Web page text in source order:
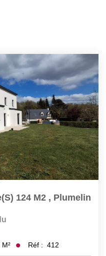
124 M2 , Plumelin
M² Réf : 412